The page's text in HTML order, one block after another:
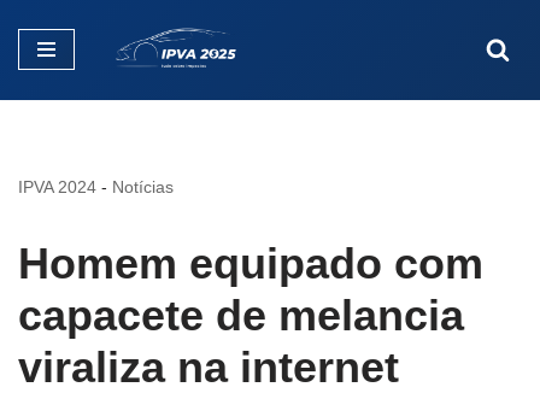
Pular
IPVA 2024 - Notícias
Homem equipado com
capacete de melancia
viraliza na internet